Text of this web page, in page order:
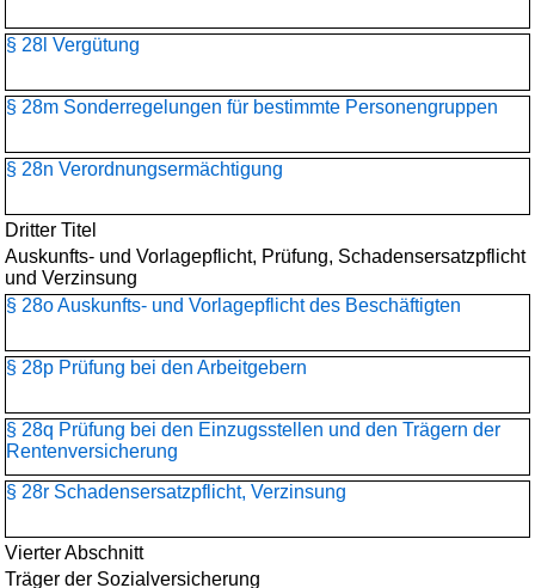
§ 28l Vergütung
§ 28m Sonderregelungen für bestimmte Personengruppen
§ 28n Verordnungsermächtigung
Dritter Titel
Auskunfts- und Vorlagepflicht, Prüfung, Schadensersatzpflicht
und Verzinsung
§ 28o Auskunfts- und Vorlagepflicht des Beschäftigten
§ 28p Prüfung bei den Arbeitgebern
§ 28q Prüfung bei den Einzugsstellen und den Trägern der
Rentenversicherung
§ 28r Schadensersatzpflicht, Verzinsung
Vierter Abschnitt
Träger der Sozialversicherung